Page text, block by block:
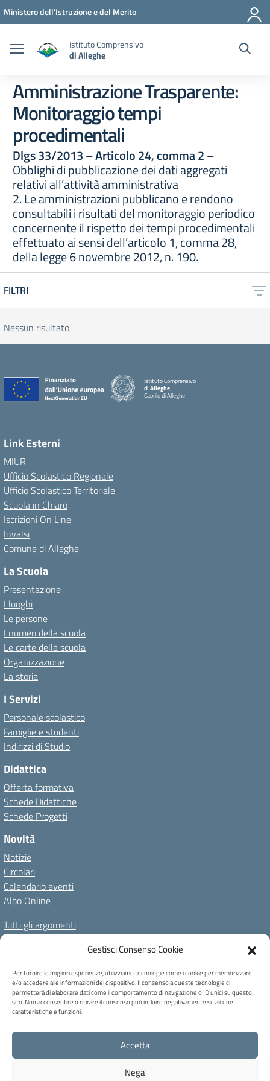
Gestisci Consenso Cookie
Per fornire le migliori esperienze, utilizziamo tecnologie come i cookie per memorizzare
e/o accedere alle informazioni del dispositivo. Il consenso a queste tecnologie ci
permetterà di elaborare dati come il comportamento di navigazione o ID unici su questo
sito. Non acconsentire o ritirare il consenso può influire negativamente su alcune
caratteristiche e funzioni.
Accetta
Nega
Vai ai contenuti
Vai al menu di navigazione
Vai al footer
Ministero dell'Istruzione e del Merito
Istituto Comprensivo
di Alleghe
Amministrazione Trasparente:
Monitoraggio tempi
procedimentali
Dlgs 33/2013 – Articolo 24, comma 2–
Obblighi di pubblicazione dei dati aggregati
relativi all’attività amministrativa
2. Le amministrazioni pubblicano e rendono
consultabili i risultati del monitoraggio periodico
concernente il rispetto dei tempi procedimentali
effettuato ai sensi dell’articolo 1, comma 28,
della legge 6 novembre 2012, n. 190.
FILTRI
Nessun risultato
Istituto Comprensivo
di Alleghe
Caprile di Alleghe
Link Esterni
MIUR
Ufficio Scolastico Regionale
Ufficio Scolastico Territoriale
Scuola in Chiaro
Iscrizioni On Line
Invalsi
Comune di Alleghe
La Scuola
Presentazione
I luoghi
Le persone
I numeri della scuola
Le carte della scuola
Organizzazione
La storia
I Servizi
Personale scolastico
Famiglie e studenti
Indirizzi di Studio
Didattica
Offerta formativa
Schede Didattiche
Schede Progetti
Novità
Notizie
Circolari
Calendario eventi
Albo Online
Tutti gli argomenti
Il nostro territorio
Amministrazione TrasparenteAlbo OnlinePrivacy Policy
Dichiarazione di accessibilitàNote legaliCookie Policy
C.F. 80004740256 - Codice univoco ufficio: UFB6QF - Via Carducci, 6 -
Caprile di Alleghe (BL) - Tel 0437 721159 - blic82700b@pec.istruzione.it -
blic82700b@istruzione.it